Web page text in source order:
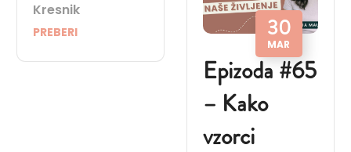
Kresnik
PREBERI 30
MAR
Epizoda #65
– Kako
vzorci